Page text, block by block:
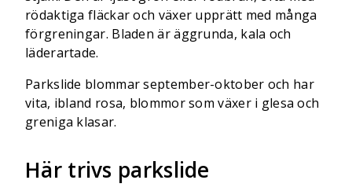
rödaktiga fläckar och växer upprätt med många
förgreningar. Bladen är äggrunda, kala och
läderartade.
Parkslide blommar september-oktober och har
vita, ibland rosa, blommor som växer i glesa och
greniga klasar.
Här trivs parkslide